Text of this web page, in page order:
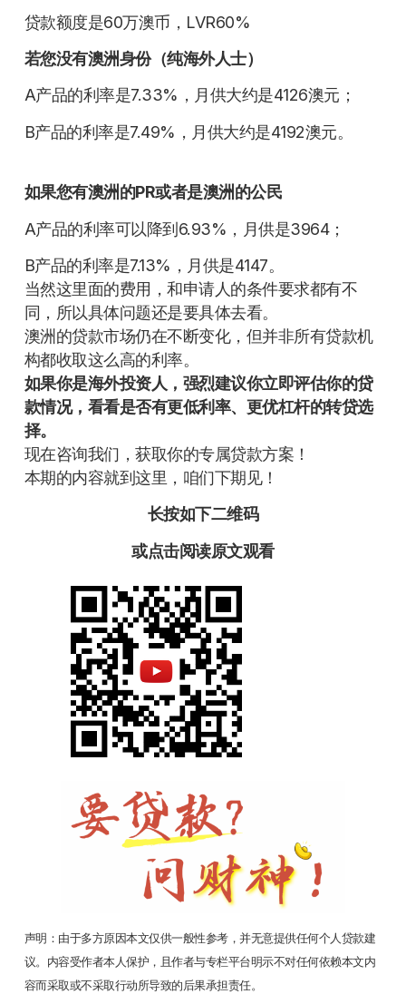
贷款额度是60万澳币，LVR60%
若您没有澳洲身份（纯海外人士）
A产品的利率是7.33%，月供大约是4126澳元；
B产品的利率是7.49%，月供大约是4192澳元。
如果您有澳洲的PR或者是澳洲的公民
A产品的利率可以降到6.93%，月供是3964；
B产品的利率是7.13%，月供是4147。
当然这里面的费用，和申请人的条件要求都有不
同，所以具体问题还是要具体去看。
澳洲的贷款市场仍在不断变化，但并非所有贷款机
构都收取这么高的利率。
如果你是海外投资人，强烈建议你立即评估你的贷
款情况，看看是否有更低利率、更优杠杆的转贷选
择。
现在咨询我们，获取你的专属贷款方案！
本期的内容就到这里，咱们下期见！
长按如下二维码
或点击阅读原文观看
声明：由于多方原因本文仅供一般性参考，并无意提供任何个人贷款建
议。内容受作者本人保护，且作者与专栏平台明示不对任何依赖本文内
容而采取或不采取行动所导致的后果承担责任。